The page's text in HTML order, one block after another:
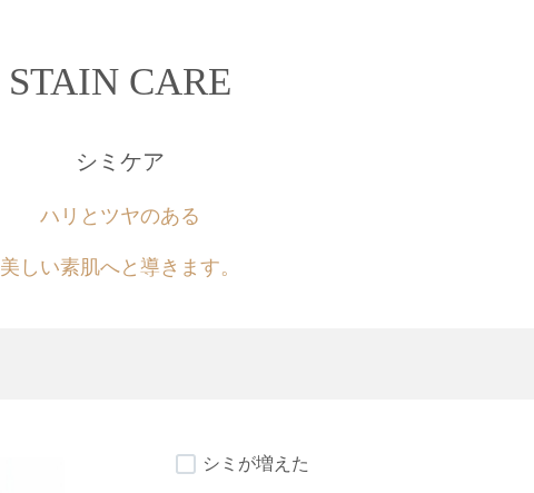
STAIN CARE
シミケア
ハリとツヤのある
美しい素肌へと導きます。
シミが増えた